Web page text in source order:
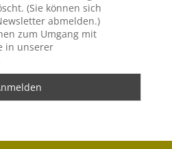
(Sie können sich
abmelden.)
zum Umgang mit
in unserer